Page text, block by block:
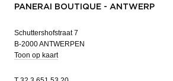
PANERAI BOUTIQUE - ANTWERP
Schuttershofstraat 7
B-2000 ANTWERPEN
Toon op kaart